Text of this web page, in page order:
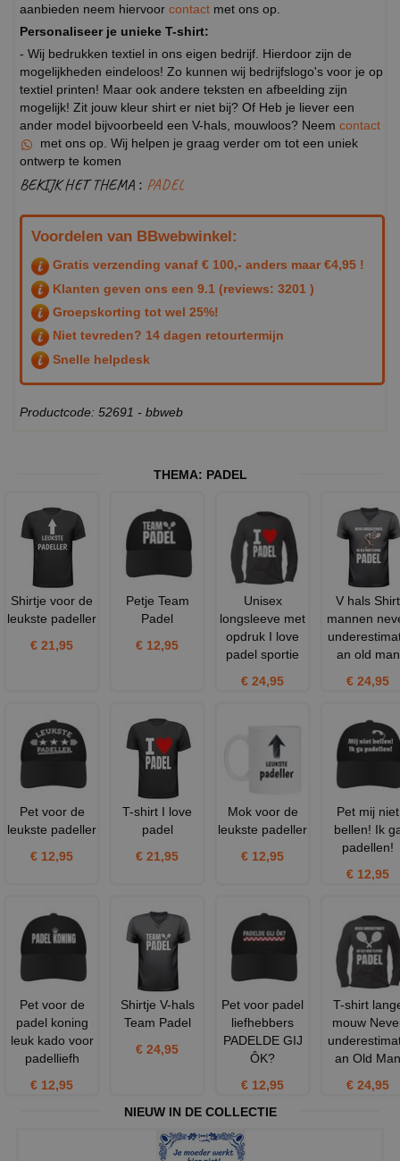
aanbieden neem hiervoor contact met ons op.
Personaliseer je unieke T-shirt:
- Wij bedrukken textiel in ons eigen bedrijf. Hierdoor zijn de
mogelijkheden eindeloos! Zo kunnen wij bedrijfslogo's voor je op
textiel printen! Maar ook andere teksten en afbeelding zijn
mogelijk! Zit jouw kleur shirt er niet bij? Of Heb je liever een
ander model bijvoorbeeld een V-hals, mouwloos? Neem contact
met ons op. Wij helpen je graag verder om tot een uniek
ontwerp te komen
BEKIJK HET THEMA : PADEL
Voordelen van BBwebwinkel:
Gratis verzending vanaf € 100,- anders maar €4,95 !
Klanten geven ons een 9.1 (reviews: 3201 )
Groepskorting tot wel 25%!
Niet tevreden? 14 dagen retourtermijn
Snelle helpdesk
Productcode: 52691 - bbweb
THEMA: PADEL
Shirtje voor de
leukste padeller
€ 21,95
Petje Team
Padel
€ 12,95
Unisex
longsleeve met
opdruk I love
padel sportie
€ 24,95
V hals Shirt
mannen
an old man
€ 24,95
Pet voor de
leukste padeller
€ 12,95
T-shirt I love
padel
€ 21,95
Mok voor de
leukste padeller
€ 12,95
Pet mij niet
bellen! Ik
padellen!
€ 12,95
Pet voor de
padel koning
leuk kado voor
padelliefh
€ 12,95
Shirtje V-hals
Team Padel
€ 24,95
Pet voor padel
liefhebbers
PADELDE GIJ
ÔK?
€ 12,95
T-shirt
mouw
an Old Man
€ 24,95
NIEUW IN DE COLLECTIE